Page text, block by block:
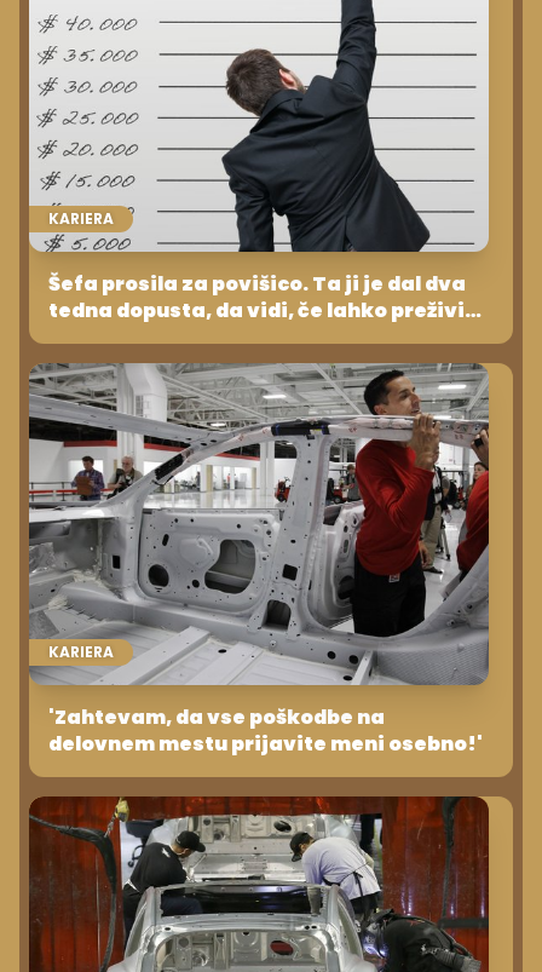
KARIERA
Šefa prosila za povišico. Ta ji je dal dva
tedna dopusta, da vidi, če lahko preživi
brez nje
KARIERA
'Zahtevam, da vse poškodbe na
delovnem mestu prijavite meni osebno!'